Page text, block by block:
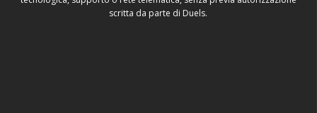
scritta da parte di Duels.